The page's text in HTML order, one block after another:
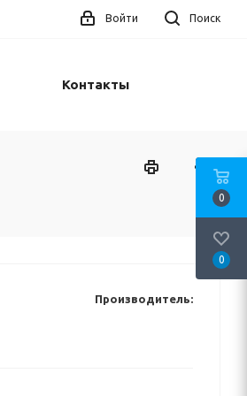
Поиск
Войти
Контакты
Производитель:
0
0